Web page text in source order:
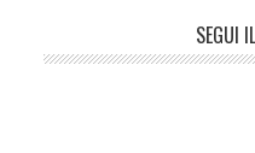
SEGUI